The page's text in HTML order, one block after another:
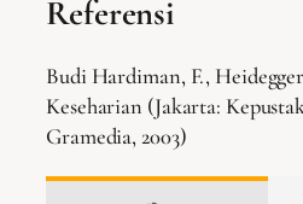
Referensi
Budi Hardiman, F.,
Keseharian (Jakarta:
Gramedia, 2003)